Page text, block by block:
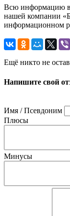
Всю информацию в
нашей компании
информационном
Ещё никто не
Напишите свой
Имя / Псевдоним
Плюсы
Минусы